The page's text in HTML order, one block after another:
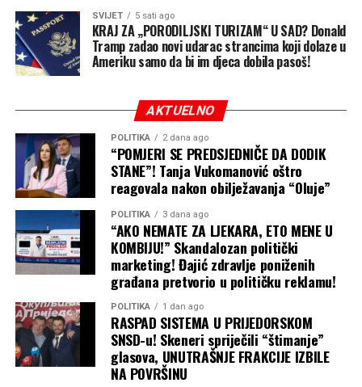
Srpske.
Capital
SVIJET 5 sati ago
KRAJ ZA „PORODILJSKI TURIZAM“ U SAD? Donald
Tramp zadao novi udarac strancima koji dolaze u
Ameriku samo da bi im djeca dobila pasoš!
AKTUELNO
POLITIKA 2 dana ago
“POMJERI SE PREDSJEDNIČE DA DODIK
STANE”! Tanja Vukomanović oštro
reagovala nakon obilježavanja “Oluje”
POLITIKA 3 dana ago
“AKO NEMATE ZA LJEKARA, ETO MENE U
KOMBIJU!” Skandalozan politički
marketing! Đajić zdravlje poniženih
građana pretvorio u političku reklamu!
POLITIKA 1 dan ago
RASPAD SISTEMA U PRIJEDORSKOM
SNSD-u! Skeneri spriječili “štimanje”
glasova, UNUTRAŠNJE FRAKCIJE IZBILE
NA POVRŠINU